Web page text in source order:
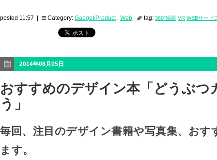
posted 11:57 | Category: Gadget/Product, Web tag: 360°撮影 VR WEBサービ
2014年08月05日
おすすめのデザイン本「どうぶつ
う」
毎回、注目のデザイン書籍や写真集、おす
ます。